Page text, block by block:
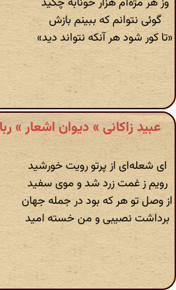
گوئی نتوانم که ببینم بازش
«تا کور شود هر آنکه نتواند دید»
عبید زاکانی » دیوان اشعار »
ای شعله‌ای از پرتو رویت خورشید
رویم ز غمت زرد شد و موی سفید
از وصل تو هر که بود در جمله جهان
برداشت نصیبی و من خسته امید